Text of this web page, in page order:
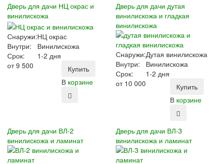
Дверь для дачи НЦ окрас и
винилискожа
Снаружи:НЦ окрас
Внутри:
Винилискожа
Срок:
1-2 дня
от9 500
Купить
В корзине
Дверь для дачи дутая
винилискожа и гладкая
винилискожа
Снаружи:Дутая винилискожа
Внутри:
Винилискожа
Срок:
1-2 дня
от10 000
Купить
В корзине
Дверь для дачи ВЛ-2
винилискожа и ламинат
Дверь для дачи ВЛ-3
винилискожа и ламинат